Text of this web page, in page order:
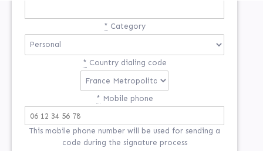
* Category
* Country dialing code
* Mobile phone
This mobile phone number will be used for sending a
code during the signature process